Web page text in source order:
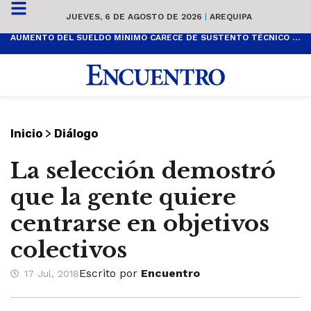
JUEVES, 6 DE AGOSTO DE 2026 | AREQUIPA
AUMENTO DEL SUELDO MÍNIMO CARECE DE SUSTENTO TÉCNICO Y ES POPULISTA
Inicio > Diálogo
La selección demostró
que la gente quiere
centrarse en objetivos
colectivos
17 Jul, 2018Escrito por Encuentro